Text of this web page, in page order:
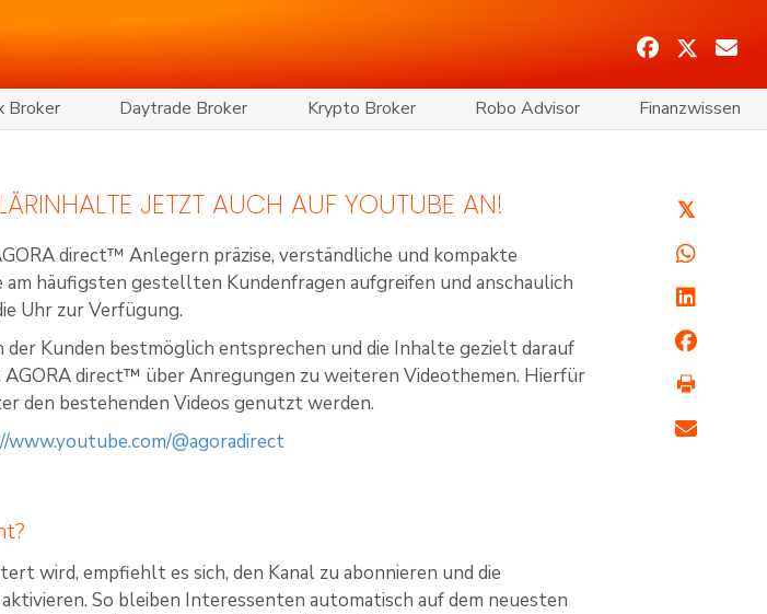
Broker Daytrade Broker Krypto Broker Robo Advisor Finanzwissen
JETZT AUCH AUF YOUTUBE AN!
direct™ Anlegern präzise, verständliche und kompakte
häufigsten gestellten Kundenfragen aufgreifen und anschaulich
Uhr zur Verfügung.
Kunden bestmöglich entsprechen und die Inhalte gezielt darauf
AGORA direct™ über Anregungen zu weiteren Videothemen. Hierfür
den bestehenden Videos genutzt werden.
www.youtube.com/@agoradirect
wird, empfiehlt es sich, den Kanal zu abonnieren und die
So bleiben Interessenten automatisch auf dem neuesten
𝕏